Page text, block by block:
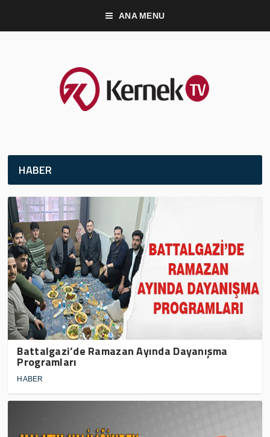
ANA MENU
HABER
Battalgazi’de Ramazan Ayında Dayanışma
Programları
HABER